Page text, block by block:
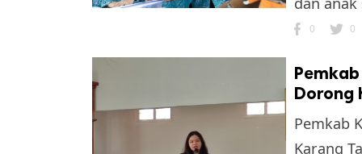
0 0
Dorong
Pemkab
Karang